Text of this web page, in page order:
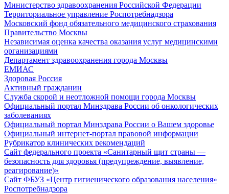
Министерство здравоохранения Российской Федерации
Территориальное управление Роспотребнадзора
Московский фонд обязательного медицинского страхования
Правительство Москвы
Независимая оценка качества оказания услуг медицинскими
организациями
Департамент здравоохранения города Москвы
ЕМИАС
Здоровая Россия
Активный гражданин
Служба скорой и неотложной помощи города Москвы
Официальный портал Минздрава России об онкологических
заболеваниях
Официальный портал Минздрава России о Вашем здоровье
Официальный интернет-портал правовой информации
Рубрикатор клинических рекомендаций
Сайт федерального проекта «Санитарный щит страны —
безопасность для здоровья (предупреждение, выявление,
реагирование)»
Сайт ФБУЗ «Центр гигиенического образования населения»
Роспотребнадзора